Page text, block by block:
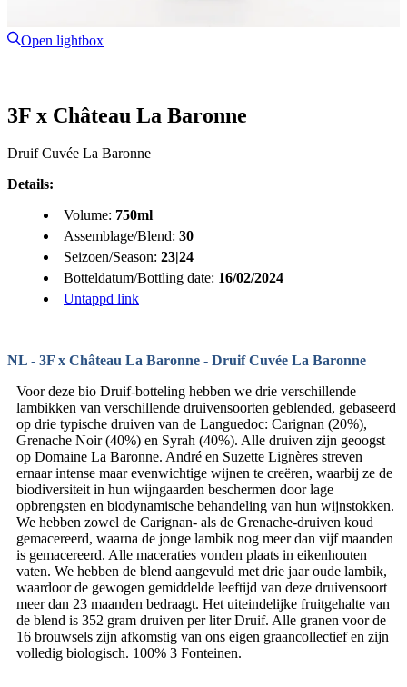
Open lightbox
3F x Château La Baronne
Druif Cuvée La Baronne
Details:
Volume: 750ml
Assemblage/Blend: 30
Seizoen/Season: 23|24
Botteldatum/Bottling date: 16/02/2024
Untappd link
NL - 3F x Château La Baronne - Druif Cuvée La Baronne
Voor deze bio Druif-botteling hebben we drie verschillende
lambikken van verschillende druivensoorten geblended, gebaseerd
op drie typische druiven van de Languedoc: Carignan (20%),
Grenache Noir (40%) en Syrah (40%). Alle druiven zijn geoogst
op Domaine La Baronne. André en Suzette Lignères streven
ernaar intense maar evenwichtige wijnen te creëren, waarbij ze de
biodiversiteit in hun wijngaarden beschermen door lage
opbrengsten en biodynamische behandeling van hun wijnstokken.
We hebben zowel de Carignan- als de Grenache-druiven koud
gemacereerd, waarna de jonge lambik nog meer dan vijf maanden
is gemacereerd. Alle maceraties vonden plaats in eikenhouten
vaten. We hebben de blend aangevuld met drie jaar oude lambik,
waardoor de gewogen gemiddelde leeftijd van deze druivensoort
meer dan 23 maanden bedraagt. Het uiteindelijke fruitgehalte van
de blend is 352 gram druiven per liter Druif. Alle granen voor de
16 brouwsels zijn afkomstig van ons eigen graancollectief en zijn
volledig biologisch. 100% 3 Fonteinen.